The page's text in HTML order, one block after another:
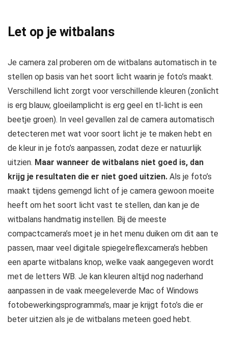
Let op je witbalans
Je camera zal proberen om de witbalans automatisch in te
stellen op basis van het soort licht waarin je foto’s maakt.
Verschillend licht zorgt voor verschillende kleuren (zonlicht
is erg blauw, gloeilamplicht is erg geel en tl-licht is een
beetje groen). In veel gevallen zal de camera automatisch
detecteren met wat voor soort licht je te maken hebt en
de kleur in je foto’s aanpassen, zodat deze er natuurlijk
uitzien. Maar wanneer de witbalans niet goed is, dan
krijg je resultaten die er niet goed uitzien. Als je foto’s
maakt tijdens gemengd licht of je camera gewoon moeite
heeft om het soort licht vast te stellen, dan kan je de
witbalans handmatig instellen. Bij de meeste
compactcamera’s moet je in het menu duiken om dit aan te
passen, maar veel digitale spiegelreflexcamera’s hebben
een aparte witbalans knop, welke vaak aangegeven wordt
met de letters WB. Je kan kleuren altijd nog naderhand
aanpassen in de vaak meegeleverde Mac of Windows
fotobewerkingsprogramma’s, maar je krijgt foto’s die er
beter uitzien als je de witbalans meteen goed hebt.